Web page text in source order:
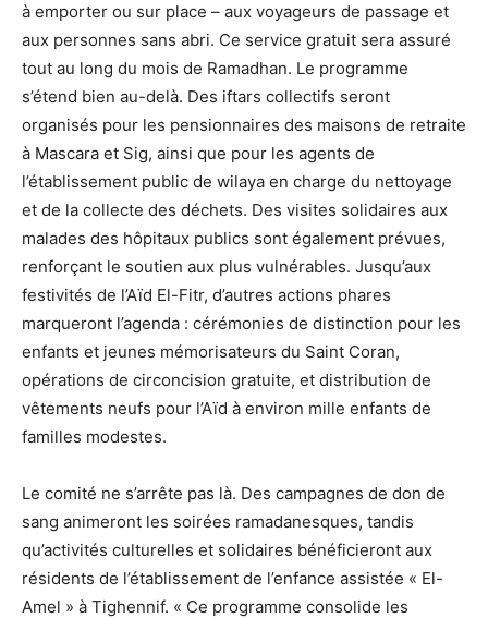
à emporter ou sur place – aux voyageurs de passage et
aux personnes sans abri. Ce service gratuit sera assuré
tout au long du mois de Ramadhan. Le programme
s’étend bien au-delà. Des iftars collectifs seront
organisés pour les pensionnaires des maisons de retraite
à Mascara et Sig, ainsi que pour les agents de
l’établissement public de wilaya en charge du nettoyage
et de la collecte des déchets. Des visites solidaires aux
malades des hôpitaux publics sont également prévues,
renforçant le soutien aux plus vulnérables. Jusqu’aux
festivités de l’Aïd El-Fitr, d’autres actions phares
marqueront l’agenda : cérémonies de distinction pour les
enfants et jeunes mémorisateurs du Saint Coran,
opérations de circoncision gratuite, et distribution de
vêtements neufs pour l’Aïd à environ mille enfants de
familles modestes.
Le comité ne s’arrête pas là. Des campagnes de don de
sang animeront les soirées ramadanesques, tandis
qu’activités culturelles et solidaires bénéficieront aux
résidents de l’établissement de l’enfance assistée « El-
Amel » à Tighennif. « Ce programme consolide les